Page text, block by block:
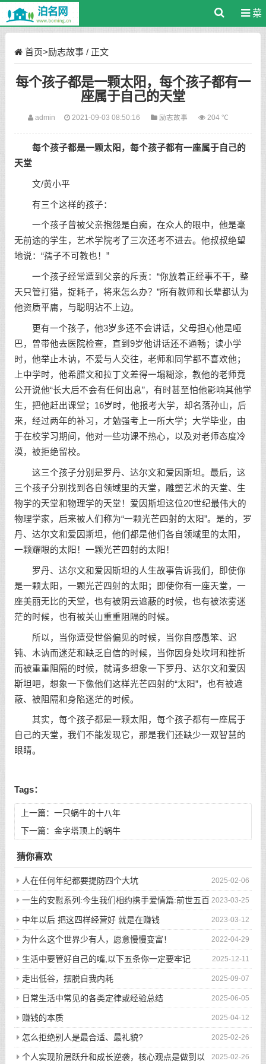
菜
首页>励志故事/ 正文
每个孩子都是一颗太阳，每个孩子都有一
座属于自己的天堂
admin 2021-09-03 08:50:16 励志故事 204 ℃
每个孩子都是一颗太阳，每个孩子都有一座属于自己的
天堂
文/黄小平
有三个这样的孩子：
一个孩子曾被父亲抱怨是白痴，在众人的眼中，他是毫
无前途的学生，艺术学院考了三次还考不进去。他叔叔绝望
地说：“孺子不可教也！”
一个孩子经常遭到父亲的斥责：“你放着正经事不干，整
天只管打猎，捉耗子，将来怎么办？”所有教师和长辈都认为
他资质平庸，与聪明沾不上边。
更有一个孩子，他3岁多还不会讲话，父母担心他是哑
巴，曾带他去医院检查，直到9岁他讲话还不通畅；读小学
时，他举止木讷，不爱与人交往，老师和同学都不喜欢他；
上中学时，他希腊文和拉丁文差得一塌糊涂，教他的老师竟
公开说他“长大后不会有任何出息”，有时甚至怕他影响其他学
生，把他赶出课堂；16岁时，他报考大学，却名落孙山，后
来，经过两年的补习，才勉强考上一所大学；大学毕业，由
于在校学习期间，他对一些功课不热心，以及对老师态度冷
漠，被拒绝留校。
这三个孩子分别是罗丹、达尔文和爱因斯坦。最后，这
三个孩子分别找到各自领域里的天堂，雕塑艺术的天堂、生
物学的天堂和物理学的天堂！爱因斯坦这位20世纪最伟大的
物理学家，后来被人们称为“一颗光芒四射的太阳”。是的，罗
丹、达尔文和爱因斯坦，他们都是他们各自领域里的太阳，
一颗耀眼的太阳！一颗光芒四射的太阳！
罗丹、达尔文和爱因斯坦的人生故事告诉我们，即使你
是一颗太阳，一颗光芒四射的太阳；即使你有一座天堂，一
座美丽无比的天堂，也有被阴云遮蔽的时候，也有被浓雾迷
茫的时候，也有被关山重重阻隔的时候。
所以，当你遭受世俗偏见的时候，当你自感愚笨、迟
钝、木讷而迷茫和缺乏自信的时候，当你因身处坎坷和挫折
而被重重阻隔的时候，就请多想象一下罗丹、达尔文和爱因
斯坦吧，想象一下像他们这样光芒四射的“太阳”，也有被遮
蔽、被阻隔和身陷迷茫的时候。
其实，每个孩子都是一颗太阳，每个孩子都有一座属于
自己的天堂，我们不能发现它，那是我们还缺少一双智慧的
眼睛。
Tags：
上一篇： 一只蜗牛的十八年
下一篇： 金字塔顶上的蜗牛
猜你喜欢
2025-02-06
人在任何年纪都要提防四个大坑
2023-03-25
一生的安慰系列:今生我们相约携手爱情篇:前世五百
次的回眸才换来今生的相遇
2023-03-12
中年以后 把这四样经营好 就是在赚钱
2022-04-29
为什么这个世界少有人，愿意慢慢变富！
2025-12-11
生活中要管好自己的嘴,以下五条你一定要牢记
2025-09-07
走出低谷，摆脱自我内耗
2025-06-05
日常生活中常见的各类定律或经验总结
2025-04-12
赚钱的本质
2025-02-26
怎么拒绝别人是最合适、最礼貌?
2025-02-26
个人实现阶层跃升和成长逆袭，核心观点是做到以